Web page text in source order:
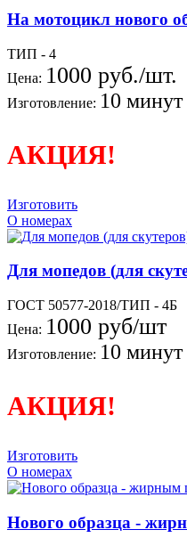
На мотоцикл нового
ТИП - 4
Цена: 1000 руб./шт.
Изготовление: 10 минут
АКЦИЯ!
Изготовить
О номерах
Для мопедов (для
ГОСТ 50577-2018/ТИП - 4Б
Цена: 1000 руб/шт
Изготовление: 10 минут
АКЦИЯ!
Изготовить
О номерах
Нового образца -